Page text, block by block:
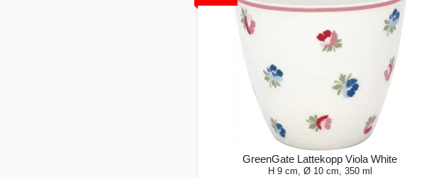
GreenGate Lattekopp Viola White
H 9 cm, Ø 10 cm, 350 ml